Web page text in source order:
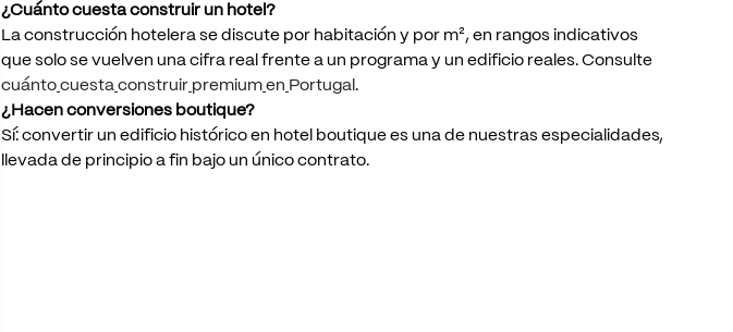
¿Cuánto cuesta construir un hotel?
La construcción hotelera se discute por habitación y por m², en rangos indicativos
que solo se vuelven una cifra real frente a un programa y un edificio reales. Consulte
cuánto cuesta construir premium en Portugal .
¿Hacen conversiones boutique?
Sí: convertir un edificio histórico en hotel boutique es una de nuestras especialidades,
llevada de principio a fin bajo un único contrato.